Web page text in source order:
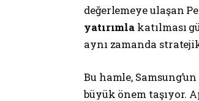
değerlemeye ulaşan
yatırımla katılması
aynı zamanda
Bu hamle, Samsung’un
büyük önem taşıyor.